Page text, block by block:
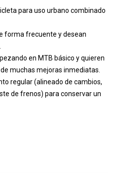
para uso urbano combinado
forma frecuente y desean
en MTB básico y quieren
muchas mejoras inmediatas.
regular (alineado de cambios,
de frenos) para conservar un